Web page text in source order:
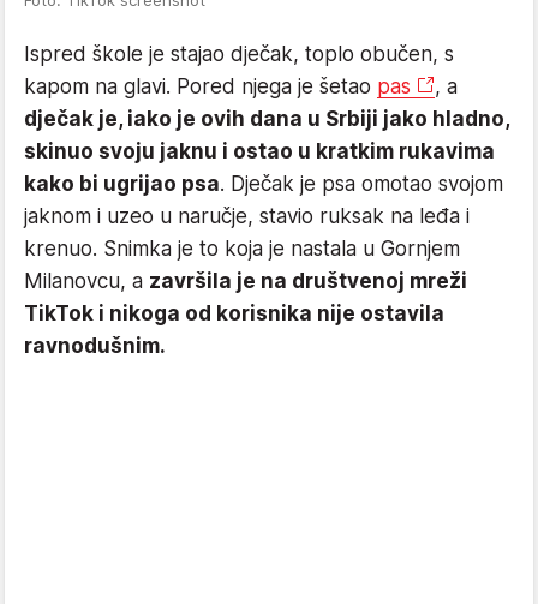
Ispred škole je stajao dječak, toplo obučen, s
kapom na glavi. Pored njega je šetao pas
, a
dječak je, iako je ovih dana u Srbiji jako hladno,
skinuo svoju jaknu i ostao u kratkim rukavima
kako bi ugrijao psa. Dječak je psa omotao svojom
jaknom i uzeo u naručje, stavio ruksak na leđa i
krenuo. Snimka je to koja je nastala u Gornjem
Milanovcu, a završila je na društvenoj mreži
TikTok i nikoga od korisnika nije ostavila
ravnodušnim.